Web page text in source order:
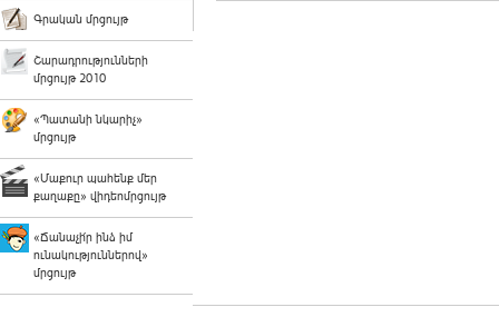
Գրական մրցույթ
Շարադրությունների
մրցույթ 2010
«Պատանի նկարիչ»
մրցույթ
«Մաքուր պահենք մեր
քաղաքը» վիդեոմրցույթ
«Ճանաչի՛ր ինձ իմ
ունակություններով»
մրցույթ